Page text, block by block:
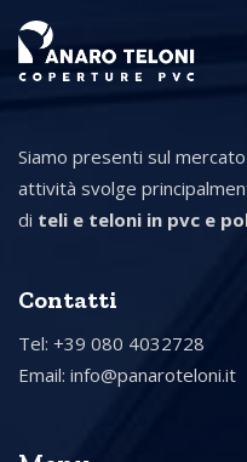
Siamo presenti sul
attività svolge
di teli e teloni in pvc e
Contatti
Tel: +39 080 4032728
Email: info@panaroteloni.it